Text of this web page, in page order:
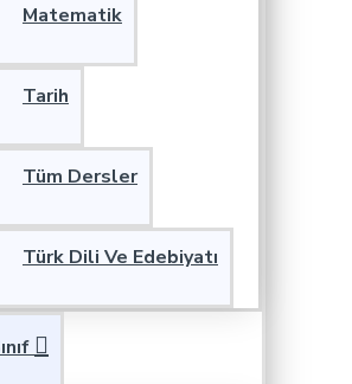
Matematik
Tarih
Tüm Dersler
Türk Dili Ve Edebiyatı